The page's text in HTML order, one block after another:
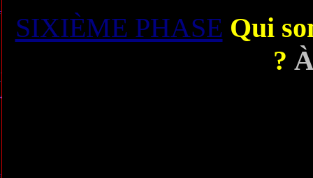
SIXIÈME PHASE Qui
?